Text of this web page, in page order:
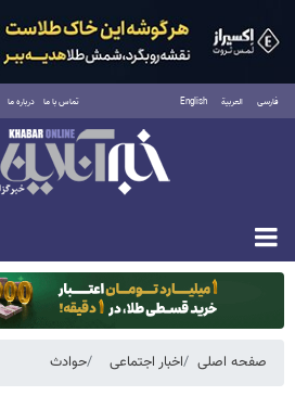
فارسی العربية English تماس با ما درباره ما
یکشنبه ۱۸ مرداد ۱۴۰۵
صفحه اصلی اخبار اجتماعی حوادث